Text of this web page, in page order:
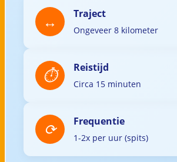
Traject
Ongeveer 8 kilometer
Reistijd
Circa 15 minuten
Frequentie
1-2x per uur (spits)